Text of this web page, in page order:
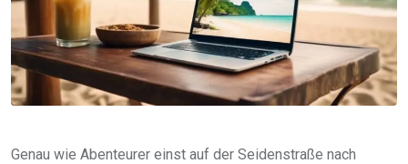
Genau wie Abenteurer einst auf der Seidenstraße nach